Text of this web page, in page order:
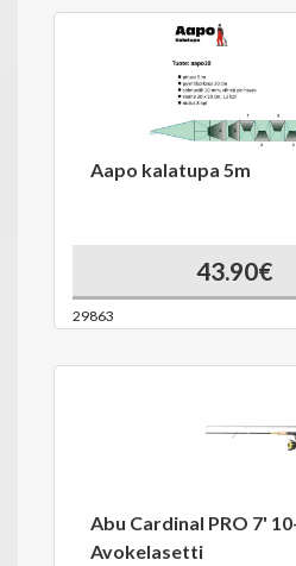
Aapo kalatupa 5m
43.90€
29863
Abu Cardinal PRO 7'
Avokelasetti